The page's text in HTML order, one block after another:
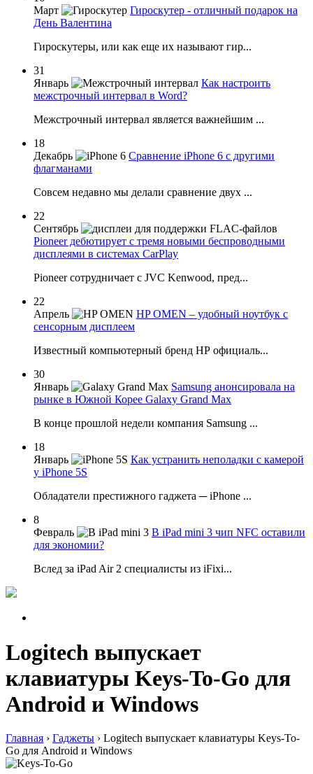
Март
Гироскутер - отличный подарок на
День Валентина
Гироскутеры, или как еще их называют гир...
31
Январь
Как настроить
межстрочный интервал в Word?
Межстрочный интервал является важнейшим ...
18
Декабрь
Сравнение iPhone 6 c другими
флагманами
Совсем недавно мы делали сравнение двух ...
22
Сентябрь
Pioneer дебютирует с тремя новыми беспроводными
дисплеями в системах CarPlay
Pioneer сотрудничает с JVC Kenwood, пред...
22
Апрель
HP OMEN – удобный ноутбук с
сенсорным дисплеем
Известный компьютерный бренд НР официаль...
30
Январь
Samsung анонсировала на
рынке в Южной Корее Galaxy Grand Max
В конце прошлой недели компания Samsung ...
18
Январь
Как устранить неполадки с камерой
у iPhone 5S
Обладатели престижного гаджета ─ iPhone ...
8
Февраль
В iPad mini 3 чип NFC оставили
для экономии?
Вслед за iPad Air 2 специалисты из iFixi...
Logitech выпускает
клавиатуры Keys-To-Go для
Android и Windows
Главная › Гаджеты › Logitech выпускает клавиатуры Keys-To-
Go для Android и Windows